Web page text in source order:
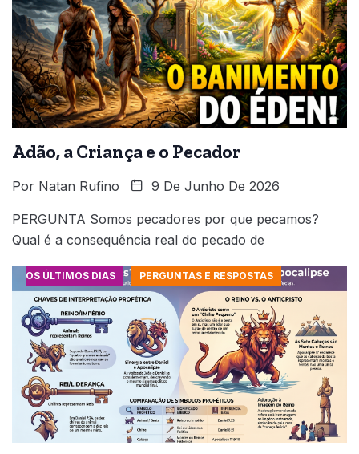
Adão, a Criança e o Pecador
Por Natan Rufino 9 De Junho De 2026
PERGUNTA Somos pecadores por que pecamos?
Qual é a consequência real do pecado de
OS ÚLTIMOS DIAS PERGUNTAS E RESPOSTAS